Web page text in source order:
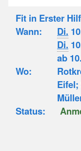
Fit in Erster
Wann:
Di.
Di.
ab
Wo:
Status: